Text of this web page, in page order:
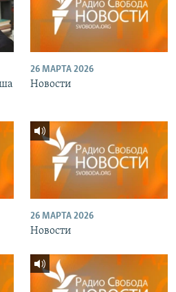
26 МАРТА 2026
Новости
26 МАРТА 2026
Новости